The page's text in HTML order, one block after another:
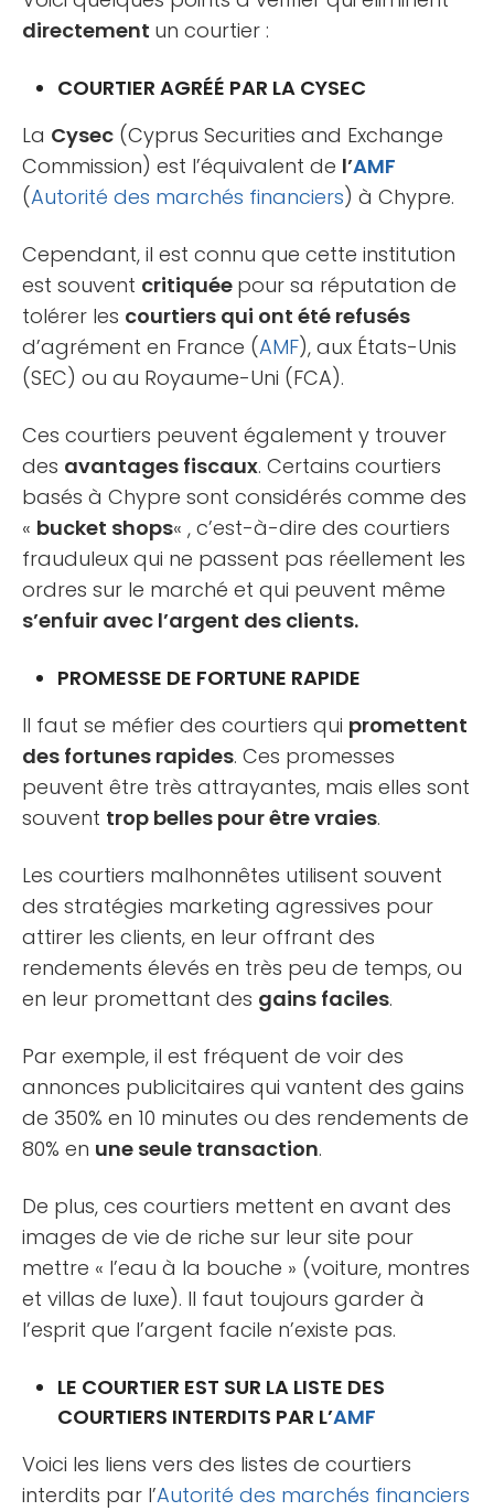
directement un courtier :
COURTIER AGRÉÉ PAR LA CYSEC
La Cysec (Cyprus Securities and Exchange
Commission) est l’équivalent de l’AMF
(Autorité des marchés financiers) à Chypre.
Cependant, il est connu que cette institution
est souvent critiquée pour sa réputation de
tolérer les courtiers qui ont été refusés
d’agrément en France (AMF), aux États-Unis
(SEC) ou au Royaume-Uni (FCA).
Ces courtiers peuvent également y trouver
des avantages fiscaux. Certains courtiers
basés à Chypre sont considérés comme des
« bucket shops« , c’est-à-dire des courtiers
frauduleux qui ne passent pas réellement les
ordres sur le marché et qui peuvent même
s’enfuir avec l’argent des clients.
PROMESSE DE FORTUNE RAPIDE
Il faut se méfier des courtiers qui promettent
des fortunes rapides. Ces promesses
peuvent être très attrayantes, mais elles sont
souvent trop belles pour être vraies.
Les courtiers malhonnêtes utilisent souvent
des stratégies marketing agressives pour
attirer les clients, en leur offrant des
rendements élevés en très peu de temps, ou
en leur promettant des gains faciles.
Par exemple, il est fréquent de voir des
annonces publicitaires qui vantent des gains
de 350% en 10 minutes ou des rendements de
80% en une seule transaction.
De plus, ces courtiers mettent en avant des
images de vie de riche sur leur site pour
mettre « l’eau à la bouche » (voiture, montres
et villas de luxe). Il faut toujours garder à
l’esprit que l’argent facile n’existe pas.
LE COURTIER EST SUR LA LISTE DES
COURTIERS INTERDITS PAR L’AMF
Voici les liens vers des listes de courtiers
interdits par l’Autorité des marchés financiers